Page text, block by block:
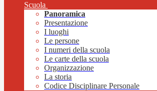
Scuola
Panoramica
Presentazione
I luoghi
Le persone
I numeri della scuola
Le carte della scuola
Organizzazione
La storia
Codice Disciplinare Personale